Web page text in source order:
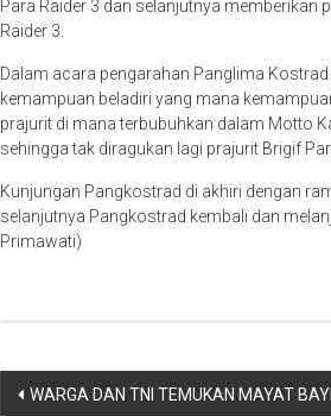
Para Raider 3 dan selanjutnya memberikan
Raider 3.
Dalam acara pengarahan Panglima
kemampuan beladiri yang mana
prajurit di mana terbubuhkan dalam Motto
sehingga tak diragukan lagi prajurit Brigif
Kunjungan Pangkostrad di akhiri dengan
selanjutnya Pangkostrad kembali dan
Primawati)
Post
WARGA DAN TNI TEMUKAN MAYAT